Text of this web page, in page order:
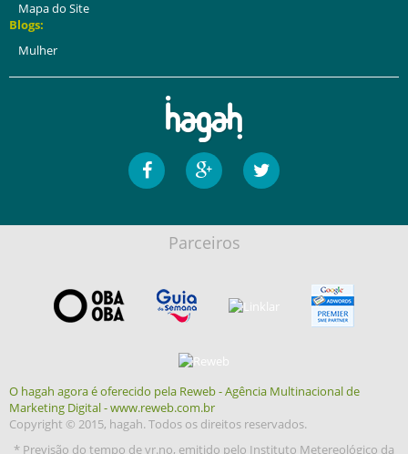
Mapa do Site
Blogs:
Mulher
Parceiros
O hagah agora é oferecido pela Reweb - Agência Multinacional de
Marketing Digital - www.reweb.com.br
Copyright © 2015, hagah. Todos os direitos reservados.
* Previsão do tempo de yr.no, emitido pelo Instituto Metereológico da